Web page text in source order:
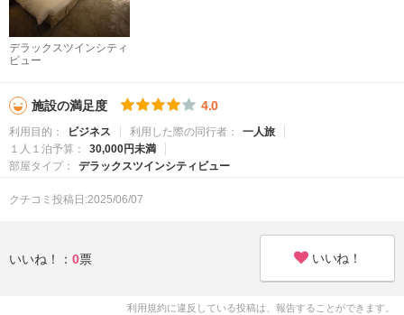
デラックスツインシティ
ビュー
施設の満足度 4.0
利用目的： ビジネス 利用した際の同行者：
一人旅
１人１泊予算：
30,000円未満
部屋タイプ：
デラックスツインシティビュー
クチコミ投稿日:2025/06/07
いいね！： 0票 いいね！
利用規約に違反している投稿は、報告することができます。